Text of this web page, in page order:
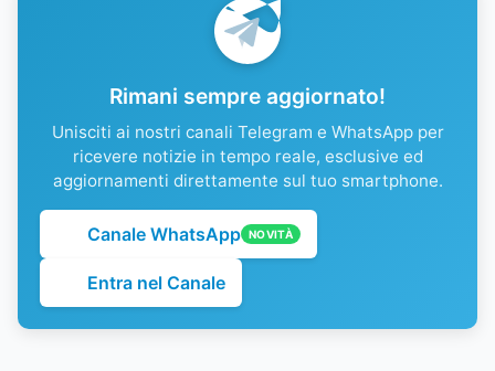
Rimani sempre aggiornato!
Unisciti ai nostri canali Telegram e WhatsApp per
ricevere notizie in tempo reale, esclusive ed
aggiornamenti direttamente sul tuo smartphone.
Canale WhatsApp NOVITÀ
Entra nel Canale